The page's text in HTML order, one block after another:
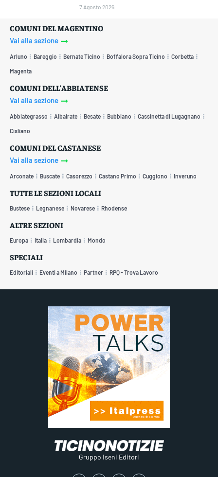
7 Agosto 2026
COMUNI DEL MAGENTINO
Vai alla sezione
Arluno Bareggio Bernate Ticino Boffalora Sopra Ticino Corbetta
Magenta
COMUNI DELL'ABBIATENSE
Vai alla sezione
Abbiategrasso Albairate Besate Bubbiano Cassinetta di Lugagnano
Cisliano
COMUNI DEL CASTANESE
Vai alla sezione
Arconate Buscate Casorezzo Castano Primo Cuggiono Inveruno
TUTTE LE SEZIONI LOCALI
Bustese Legnanese Novarese Rhodense
ALTRE SEZIONI
Europa Italia Lombardia Mondo
SPECIALI
Editoriali Eventi a Milano Partner RPQ - Trova Lavoro
Gruppo Iseni Editori